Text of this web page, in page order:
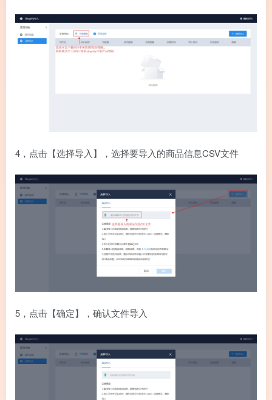
4，点击【选择导入】，选择要导入的商品信息CSV文件
5，点击【确定】，确认文件导入